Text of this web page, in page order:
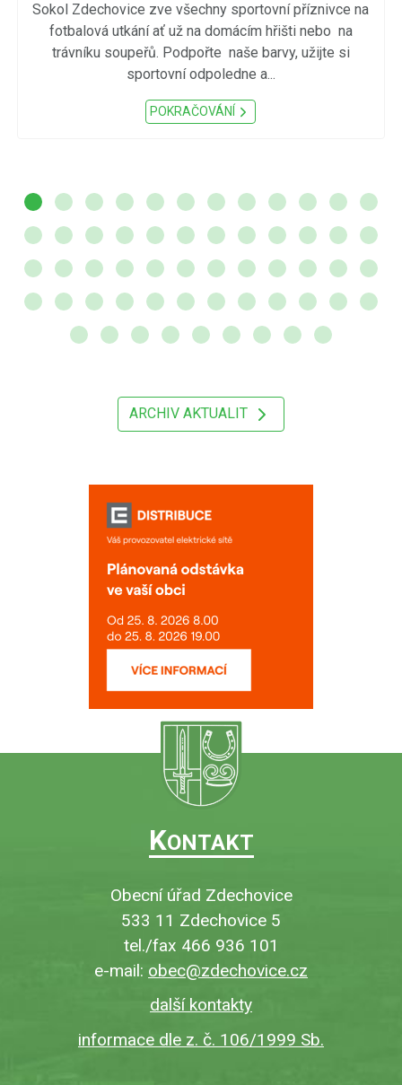
Sokol Zdechovice zve všechny sportovní příznivce na
fotbalová utkání ať už na domácím hřišti nebo na
trávníku soupeřů. Podpořte naše barvy, užijte si
sportovní odpoledne a...
POKRAČOVÁNÍ
ARCHIV AKTUALIT
KONTAKT
Obecní úřad Zdechovice
533 11 Zdechovice 5
tel./fax 466 936 101
e-mail: obec@zdechovice.cz
další kontakty
informace dle z. č. 106/1999 Sb.